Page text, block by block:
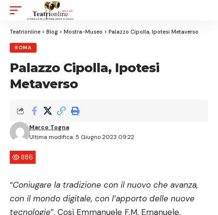
Resizer
Teatrionline > Blog > Mostra-Museo > Palazzo Cipolla, Ipotesi Metaverso
ROMA
Palazzo Cipolla, Ipotesi
Metaverso
Ultima modifica: 5 Giugno 2023 09:22
Marco Togna
886
“Coniugare la tradizione con il nuovo che avanza,
con il mondo digitale, con l’apporto delle nuove
tecnologie”. Così Emmanuele F.M. Emanuele,